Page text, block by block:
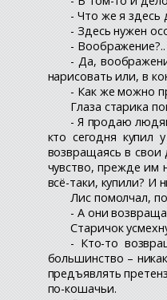
- Что же я здесь
- Здесь нужен
- Воображение?..
- Да,
нарисовать или, в
- Как же можно
Глаза старика
- Я продаю
кто сегодня купил
возвращаясь в свои
чувство, прежде им
всё-таки, купили? И
Лис помолчал,
- А они
Старичок
- Кто-то
большинство –
предъявлять
по-кошачьи.